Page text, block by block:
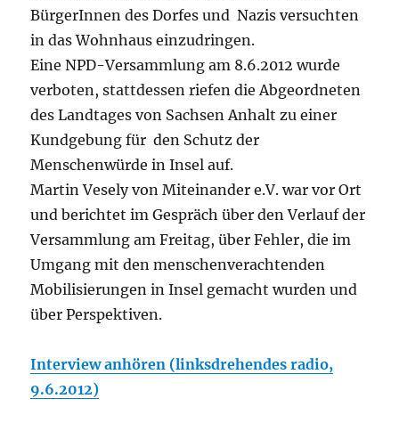
BürgerInnen des Dorfes und Nazis versuchten
in das Wohnhaus einzudringen.
Eine NPD-Versammlung am 8.6.2012 wurde
verboten, stattdessen riefen die Abgeordneten
des Landtages von Sachsen Anhalt zu einer
Kundgebung für den Schutz der
Menschenwürde in Insel auf.
Martin Vesely von Miteinander e.V. war vor Ort
und berichtet im Gespräch über den Verlauf der
Versammlung am Freitag, über Fehler, die im
Umgang mit den menschenverachtenden
Mobilisierungen in Insel gemacht wurden und
über Perspektiven.
Interview anhören (linksdrehendes radio,
9.6.2012)